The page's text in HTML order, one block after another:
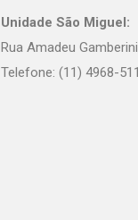
Unidade São Miguel:
Rua Amadeu
Telefone: (11) 4968-